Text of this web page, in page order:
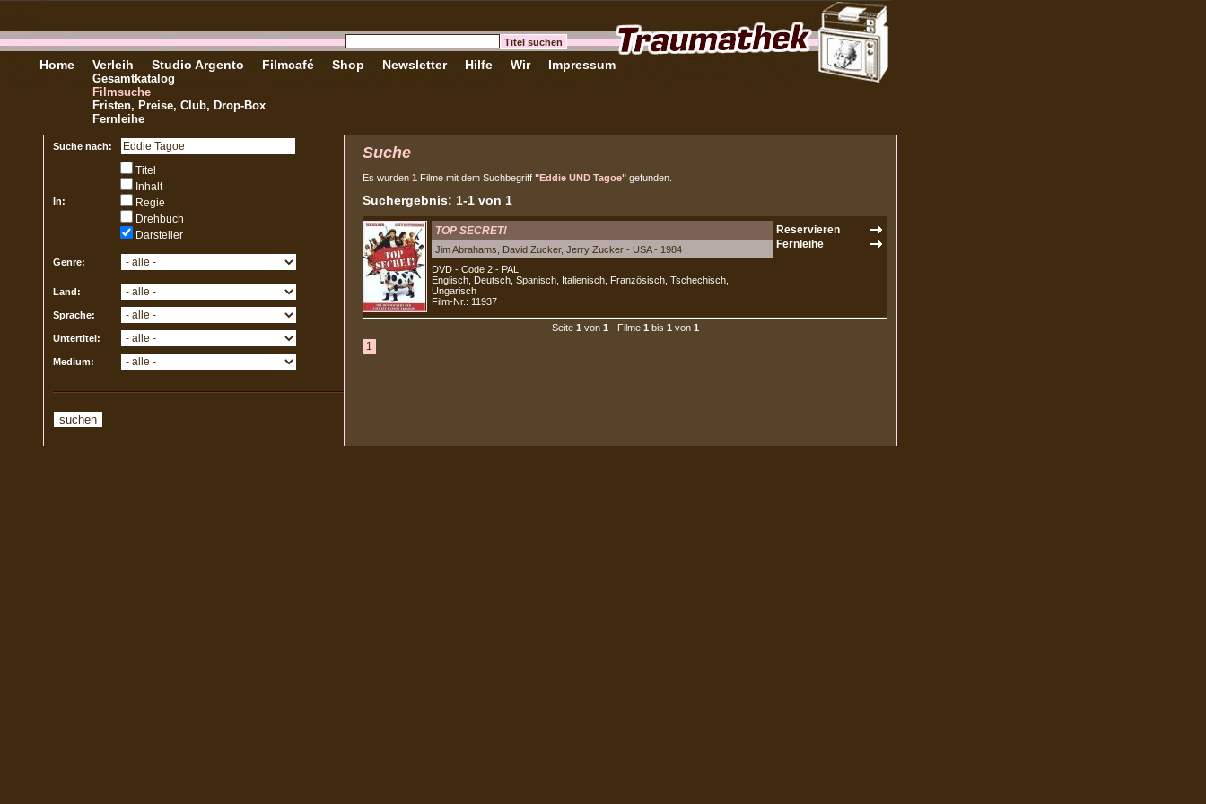
Home Verleih
Gesamtkatalog
Filmsuche
Fristen, Preise, Club, Drop-Box
Fernleihe
Studio Argento Filmcafé Shop Newsletter Hilfe Wir Impressum
Suche nach:
In:
Titel
Inhalt
Regie
Drehbuch
Darsteller
Genre:
Land:
Sprache:
Untertitel:
Medium:
Suche
Es wurden 1 Filme mit dem Suchbegriff "Eddie UND Tagoe" gefunden.
Suchergebnis: 1-1 von 1
TOP SECRET!
Jim Abrahams, David Zucker, Jerry Zucker - USA - 1984
DVD - Code 2 - PAL
Englisch, Deutsch, Spanisch, Italienisch, Französisch, Tschechisch,
Ungarisch
Film-Nr.: 11937
Seite 1 von 1 - Filme 1 bis 1 von 1
1